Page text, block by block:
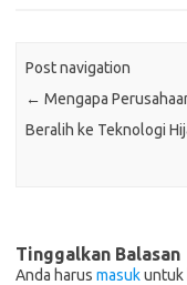
Post navigation
← Mengapa
Beralih ke Teknologi
Tinggalkan Balasan
Anda harus masukuntuk